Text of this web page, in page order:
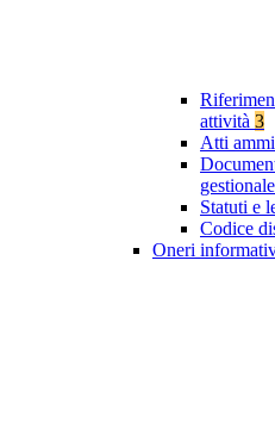
attività 3
Atti
gestionale
Statuti e
Codice
Oneri